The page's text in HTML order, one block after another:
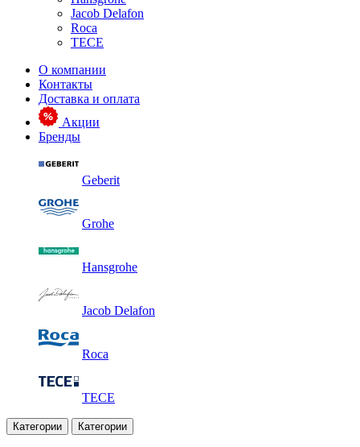
Jacob Delafon
Roca
TECE
О компании
Контакты
Доставка и оплата
Акции
Бренды
Geberit
Grohe
Hansgrohe
Jacob Delafon
Roca
TECE
Категории Категории